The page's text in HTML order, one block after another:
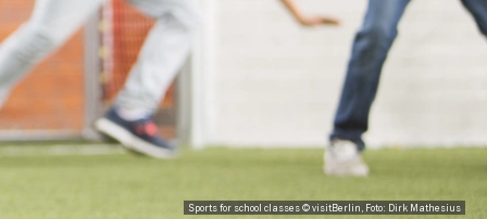
Sports for school classes © visitBerlin, Foto: Dirk Mathesius